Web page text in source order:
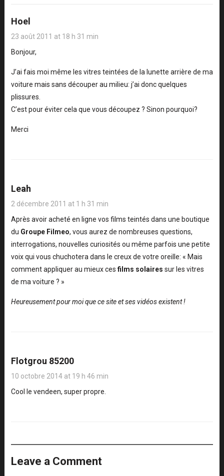
Hoel
23 août 2011 at 18 h 31 min
Bonjour,
J’ai fais moi même les vitres teintées de la lunette arrière de ma
voiture mais sans découper au milieu: j’ai donc quelques
plissures.
C’est pour éviter cela que vous découpez ? Sinon pourquoi?
Merci
Leah
2 décembre 2011 at 1 h 31 min
Après avoir acheté en ligne vos films teintés dans une boutique
du Groupe Filmeo, vous aurez de nombreuses questions,
interrogations, nouvelles curiosités ou même parfois une petite
voix qui vous chuchotera dans le creux de votre oreille: « Mais
comment appliquer au mieux ces films solaires sur les vitres
de ma voiture ? »
Heureusement pour moi que ce site et ses vidéos existent !
Flotgrou 85200
10 octobre 2014 at 19 h 46 min
Cool le vendeen, super propre.
Leave a Comment